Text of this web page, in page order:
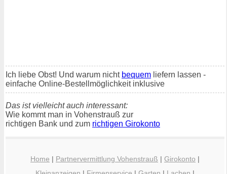
Ich liebe Obst! Und warum nicht bequem liefern lassen -
einfache Online-Bestellmöglichkeit inklusive
Das ist vielleicht auch interessant:
Wie kommt man in Vohenstrauß zur
richtigen Bank und zum richtigen Girokonto
Home | Partnervermittlung Vohenstrauß | Girokonto |